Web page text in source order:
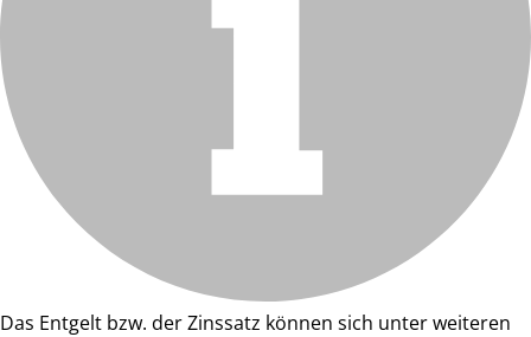
Das Entgelt bzw. der Zinssatz können sich unter weiteren